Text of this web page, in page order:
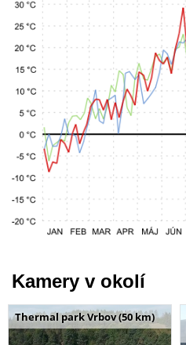
Kamery v okolí
Thermal park Vrbov (50 km)